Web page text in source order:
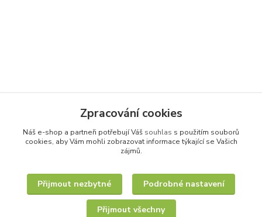
Zpracování cookies
Náš e-shop a partneři potřebují Váš souhlas s použitím souborů
cookies, aby Vám mohli zobrazovat informace týkající se Vašich
zájmů.
Přijmout nezbytné Podrobné nastavení
Přijmout všechny